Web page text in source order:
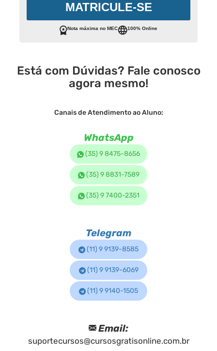
MATRICULE-SE
Nota máxima no MEC 100% Online
Está com Dúvidas? Fale conosco
agora mesmo!
Canais de Atendimento ao Aluno:
WhatsApp
(35) 9 8475-8656
(35) 9 8831-7589
(35) 9 7400-2351
Telegram
(11) 9 9139-8585
(11) 9 9139-6069
(11) 9 9140-1505
Email:
suportecursos@cursosgratisonline.com.br